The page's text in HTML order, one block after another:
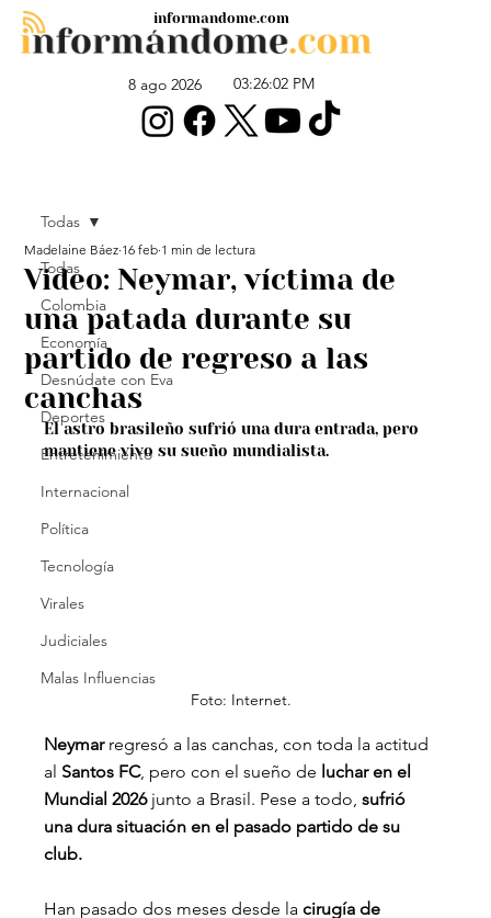
8 ago 2026 03:26:02 PM
informandome.com
Todas
Colombia
Economía
Desnúdate con Eva
Deportes
Entretenimiento
Internacional
Política
Tecnología
Virales
Judiciales
Malas Influencias
Todas
Video: Neymar, víctima de
una patada durante su
partido de regreso a las
canchas
Madelaine Báez 16 feb 1 min de lectura
El astro brasileño sufrió una dura entrada, pero
mantiene vivo su sueño mundialista.
Foto: Internet.
Neymar regresó a las canchas, con toda la actitud
al Santos FC, pero con el sueño de luchar en el
Mundial 2026 junto a Brasil. Pese a todo, sufrió
una dura situación en el pasado partido de su
club.
Han pasado dos meses desde la cirugía de